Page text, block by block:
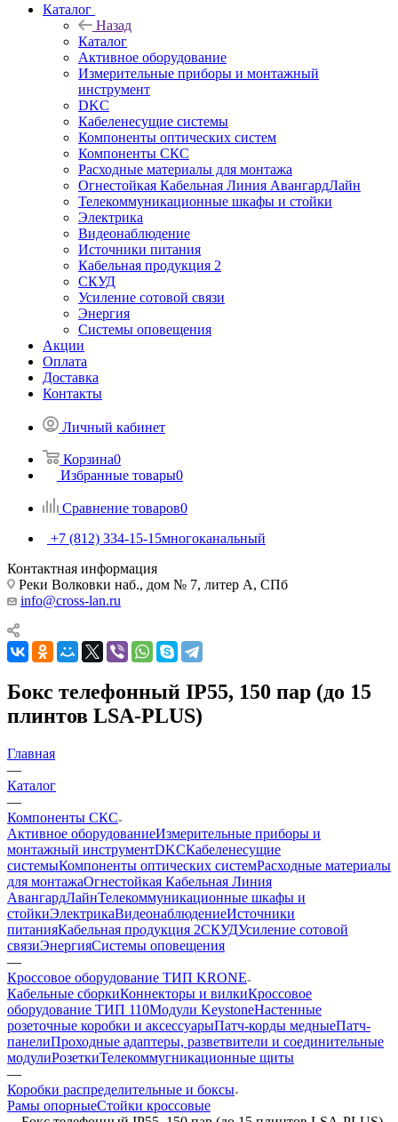
Каталог
Назад
Каталог
Активное оборудование
Измерительные приборы и монтажный
инструмент
DKC
Кабеленесущие системы
Компоненты оптических систем
Компоненты СКС
Расходные материалы для монтажа
Огнестойкая Кабельная Линия АвангардЛайн
Телекоммуникационные шкафы и стойки
Электрика
Видеонаблюдение
Источники питания
Кабельная продукция 2
СКУД
Усиление сотовой связи
Энергия
Системы оповещения
Акции
Оплата
Доставка
Контакты
Личный кабинет
Корзина0
Избранные товары0
Сравнение товаров0
+7 (812) 334-15-15многоканальный
Контактная информация
Реки Волковки наб., дом № 7, литер А, СПб
info@cross-lan.ru
Бокс телефонный IP55, 150 пар (до 15
плинтов LSA-PLUS)
Главная
—
Каталог
—
Компоненты СКС
Активное оборудованиеИзмерительные приборы и
монтажный инструментDKCКабеленесущие
системыКомпоненты оптических системРасходные материалы
для монтажаОгнестойкая Кабельная Линия
АвангардЛайнТелекоммуникационные шкафы и
стойкиЭлектрикаВидеонаблюдениеИсточники
питанияКабельная продукция 2СКУДУсиление сотовой
связиЭнергияСистемы оповещения
—
Кроссовое оборудование ТИП KRONE
Кабельные сборкиКоннекторы и вилкиКроссовое
оборудование ТИП 110Модули KeystoneНастенные
розеточные коробки и аксессуарыПатч-корды медныеПатч-
панелиПроходные адаптеры, разветвители и соединительные
модулиРозеткиТелекоммугникационные щиты
—
Коробки распределительные и боксы
Рамы опорныеСтойки кроссовые